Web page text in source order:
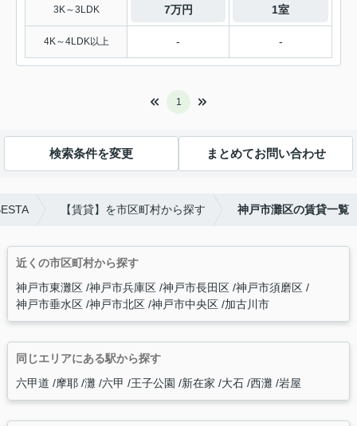
3K～3LDK 7万円 1室
4K～4LDK以上 - -
1
検索条件を変更 まとめてお問い合わせ
【賃貸】を市区町村から探す 神戸市灘区の賃貸一覧
近くの市区町村から探す
神戸市東灘区 神戸市兵庫区 神戸市長田区 神戸市須磨区
神戸市垂水区 神戸市北区 神戸市中央区 加古川市
同じエリアにある駅から探す
六甲道 摩耶 灘 六甲 王子公園 新在家 大石 西灘 岩屋